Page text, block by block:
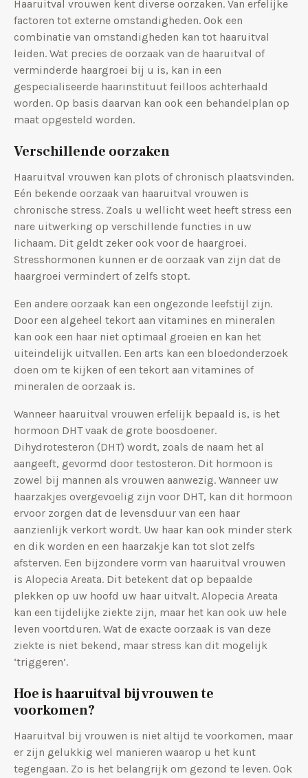
Haaruitval vrouwen kent diverse oorzaken. Van erfelijke
factoren tot externe omstandigheden. Ook een
combinatie van omstandigheden kan tot haaruitval
leiden. Wat precies de oorzaak van de haaruitval of
verminderde haargroei bij u is, kan in een
gespecialiseerde haarinstituut feilloos achterhaald
worden. Op basis daarvan kan ook een behandelplan op
maat opgesteld worden.
Verschillende oorzaken
Haaruitval vrouwen kan plots of chronisch plaatsvinden.
Eén bekende oorzaak van haaruitval vrouwen is
chronische stress. Zoals u wellicht weet heeft stress een
nare uitwerking op verschillende functies in uw
lichaam. Dit geldt zeker ook voor de haargroei.
Stresshormonen kunnen er de oorzaak van zijn dat de
haargroei vermindert of zelfs stopt.
Een andere oorzaak kan een ongezonde leefstijl zijn.
Door een algeheel tekort aan vitamines en mineralen
kan ook een haar niet optimaal groeien en kan het
uiteindelijk uitvallen. Een arts kan een bloedonderzoek
doen om te kijken of een tekort aan vitamines of
mineralen de oorzaak is.
Wanneer haaruitval vrouwen erfelijk bepaald is, is het
hormoon DHT vaak de grote boosdoener.
Dihydrotesteron (DHT) wordt, zoals de naam het al
aangeeft, gevormd door testosteron. Dit hormoon is
zowel bij mannen als vrouwen aanwezig. Wanneer uw
haarzakjes overgevoelig zijn voor DHT, kan dit hormoon
ervoor zorgen dat de levensduur van een haar
aanzienlijk verkort wordt. Uw haar kan ook minder sterk
en dik worden en een haarzakje kan tot slot zelfs
afsterven. Een bijzondere vorm van haaruitval vrouwen
is Alopecia Areata. Dit betekent dat op bepaalde
plekken op uw hoofd uw haar uitvalt. Alopecia Areata
kan een tijdelijke ziekte zijn, maar het kan ook uw hele
leven voortduren. Wat de exacte oorzaak is van deze
ziekte is niet bekend, maar stress kan dit mogelijk
‘triggeren’.
Hoe is haaruitval bij vrouwen te
voorkomen?
Haaruitval bij vrouwen is niet altijd te voorkomen, maar
er zijn gelukkig wel manieren waarop u het kunt
tegengaan. Zo is het belangrijk om gezond te leven. Ook